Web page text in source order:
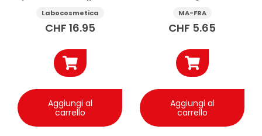
detergente pelle auto
500 ml
Labocosmetica
CHF 16.95
Aggiungi al
carrello
auto 1 pz
MA-FRA
CHF 5.65
Aggiungi al
carrello